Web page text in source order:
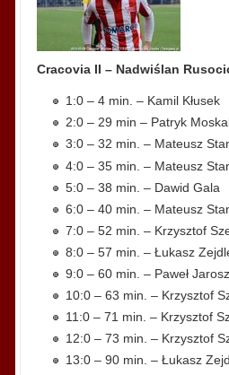
Cracovia II – Nadwiślan
1:0 – 4 min. – Kamil Kłusek
2:0 – 29 min – Patryk
3:0 – 32 min. – Mateusz
4:0 – 35 min. – Mateusz
5:0 – 38 min. – Dawid Gala
6:0 – 40 min. – Mateusz
7:0 – 52 min. – Krzysztof
8:0 – 57 min. – Łukasz
9:0 – 60 min. – Paweł
10:0 – 63 min. – Krzysztof
11:0 – 71 min. – Krzysztof
12:0 – 73 min. – Krzysztof
13:0 – 90 min. – Łukasz